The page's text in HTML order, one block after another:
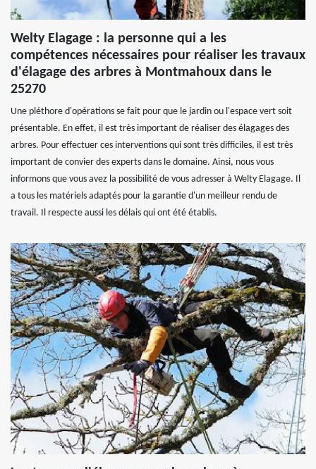
Welty Elagage : la personne qui a les
compétences nécessaires pour réaliser les travaux
d'élagage des arbres à Montmahoux dans le
25270
Une pléthore d'opérations se fait pour que le jardin ou l'espace vert soit
présentable. En effet, il est très important de réaliser des élagages des
arbres. Pour effectuer ces interventions qui sont très difficiles, il est très
important de convier des experts dans le domaine. Ainsi, nous vous
informons que vous avez la possibilité de vous adresser à Welty Elagage. Il
a tous les matériels adaptés pour la garantie d'un meilleur rendu de
travail. Il respecte aussi les délais qui ont été établis.